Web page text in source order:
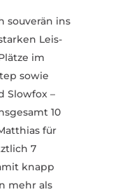
souverän ins
Leis­
im
sowie
Slowfox –
10
für
7
knapp
mehr als